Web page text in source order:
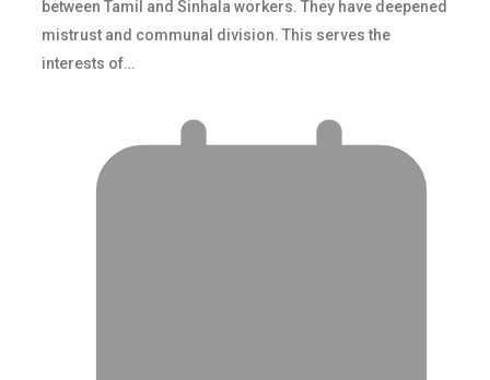
between Tamil and Sinhala workers. They have deepened
mistrust and communal division. This serves the
interests of…